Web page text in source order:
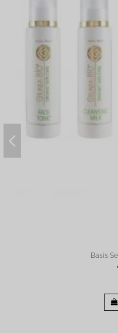
persönlich die Wirkung eines
Sarah D.on 2021-07-15
Basis